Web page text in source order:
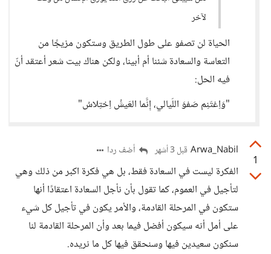
لآخر
الحياة لن تصفو على طول الطريق وستكون مزيجًا من
التعاسة والسعادة شئنا أم أبينا، ولكن هناك بيت شعر أعتقد أنّ
فيه الحل:
"وَاِغتَنِم صَفوَ اللَيالي، إِنَّما العَيشُ اِختِلاسُ"
1
Arwa_Nabil قبل 3 أشهر أضف ردا
الفكرة ليست في السعادة فقط، بل هي فكرة اكبر من ذلك وهي
لتأجيل في العموم، كما تقول بأن نأجل السعادة اعتقادًا أنها
ستكون في المرحلة القادمة، والأمر يكون في تأجيل كل شيء
على أمل أنه سيكون أفضل فيما بعد وأن المرحلة القادمة لنا
سنكون سعيدين فيها وسنحقق فيها كل ما نريده.